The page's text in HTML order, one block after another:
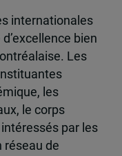
internationales
bien
Les
les
le corps
par les
réseau de